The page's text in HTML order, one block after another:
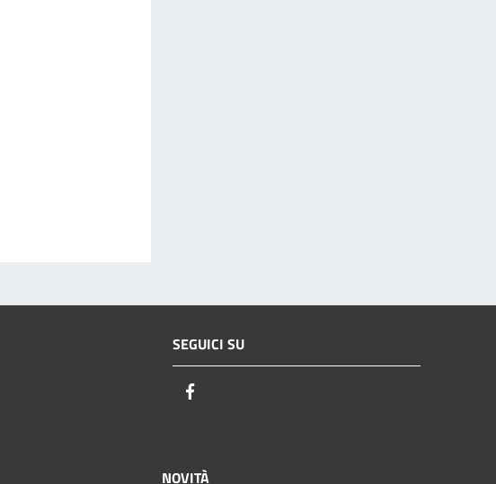
SEGUICI SU
NOVITÀ